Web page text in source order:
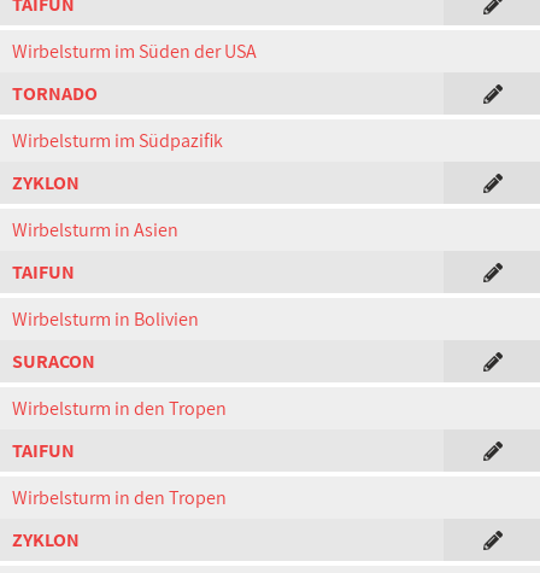
Wirbelsturm im Süden der USA
TORNADO
Wirbelsturm im Südpazifik
ZYKLON
Wirbelsturm in Asien
TAIFUN
Wirbelsturm in Bolivien
SURACON
Wirbelsturm in den Tropen
TAIFUN
Wirbelsturm in den Tropen
ZYKLON